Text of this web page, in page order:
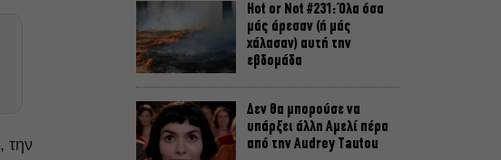
, την
Hot or Not #231: Όλα όσα
μάς άρεσαν (ή μάς
χάλασαν) αυτή την
εβδομάδα
Δεν θα μπορούσε να
υπάρξει άλλη Αμελί πέρα
από την Audrey Tautou